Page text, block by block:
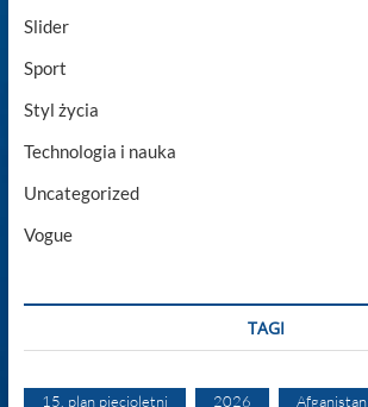
Slider
Sport
Styl życia
Technologia i nauka
Uncategorized
Vogue
TAGI
15. plan pięcioletni 2026 Afganistan